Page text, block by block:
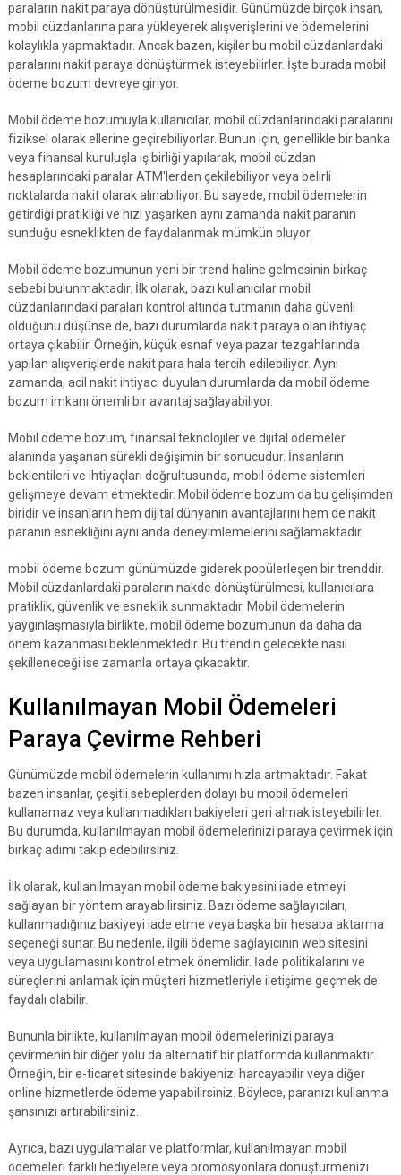
paraların nakit paraya dönüştürülmesidir. Günümüzde birçok insan,
mobil cüzdanlarına para yükleyerek alışverişlerini ve ödemelerini
kolaylıkla yapmaktadır. Ancak bazen, kişiler bu mobil cüzdanlardaki
paralarını nakit paraya dönüştürmek isteyebilirler. İşte burada mobil
ödeme bozum devreye giriyor.
Mobil ödeme bozumuyla kullanıcılar, mobil cüzdanlarındaki paralarını
fiziksel olarak ellerine geçirebiliyorlar. Bunun için, genellikle bir banka
veya finansal kuruluşla iş birliği yapılarak, mobil cüzdan
hesaplarındaki paralar ATM'lerden çekilebiliyor veya belirli
noktalarda nakit olarak alınabiliyor. Bu sayede, mobil ödemelerin
getirdiği pratikliği ve hızı yaşarken aynı zamanda nakit paranın
sunduğu esneklikten de faydalanmak mümkün oluyor.
Mobil ödeme bozumunun yeni bir trend haline gelmesinin birkaç
sebebi bulunmaktadır. İlk olarak, bazı kullanıcılar mobil
cüzdanlarındaki paraları kontrol altında tutmanın daha güvenli
olduğunu düşünse de, bazı durumlarda nakit paraya olan ihtiyaç
ortaya çıkabilir. Örneğin, küçük esnaf veya pazar tezgahlarında
yapılan alışverişlerde nakit para hala tercih edilebiliyor. Aynı
zamanda, acil nakit ihtiyacı duyulan durumlarda da mobil ödeme
bozum imkanı önemli bir avantaj sağlayabiliyor.
Mobil ödeme bozum, finansal teknolojiler ve dijital ödemeler
alanında yaşanan sürekli değişimin bir sonucudur. İnsanların
beklentileri ve ihtiyaçları doğrultusunda, mobil ödeme sistemleri
gelişmeye devam etmektedir. Mobil ödeme bozum da bu gelişimden
biridir ve insanların hem dijital dünyanın avantajlarını hem de nakit
paranın esnekliğini aynı anda deneyimlemelerini sağlamaktadır.
mobil ödeme bozum günümüzde giderek popülerleşen bir trenddir.
Mobil cüzdanlardaki paraların nakde dönüştürülmesi, kullanıcılara
pratiklik, güvenlik ve esneklik sunmaktadır. Mobil ödemelerin
yaygınlaşmasıyla birlikte, mobil ödeme bozumunun da daha da
önem kazanması beklenmektedir. Bu trendin gelecekte nasıl
şekilleneceği ise zamanla ortaya çıkacaktır.
Kullanılmayan Mobil Ödemeleri
Paraya Çevirme Rehberi
Günümüzde mobil ödemelerin kullanımı hızla artmaktadır. Fakat
bazen insanlar, çeşitli sebeplerden dolayı bu mobil ödemeleri
kullanamaz veya kullanmadıkları bakiyeleri geri almak isteyebilirler.
Bu durumda, kullanılmayan mobil ödemelerinizi paraya çevirmek için
birkaç adımı takip edebilirsiniz.
İlk olarak, kullanılmayan mobil ödeme bakiyesini iade etmeyi
sağlayan bir yöntem arayabilirsiniz. Bazı ödeme sağlayıcıları,
kullanmadığınız bakiyeyi iade etme veya başka bir hesaba aktarma
seçeneği sunar. Bu nedenle, ilgili ödeme sağlayıcının web sitesini
veya uygulamasını kontrol etmek önemlidir. İade politikalarını ve
süreçlerini anlamak için müşteri hizmetleriyle iletişime geçmek de
faydalı olabilir.
Bununla birlikte, kullanılmayan mobil ödemelerinizi paraya
çevirmenin bir diğer yolu da alternatif bir platformda kullanmaktır.
Örneğin, bir e-ticaret sitesinde bakiyenizi harcayabilir veya diğer
online hizmetlerde ödeme yapabilirsiniz. Böylece, paranızı kullanma
şansınızı artırabilirsiniz.
Ayrıca, bazı uygulamalar ve platformlar, kullanılmayan mobil
ödemeleri farklı hediyelere veya promosyonlara dönüştürmenizi